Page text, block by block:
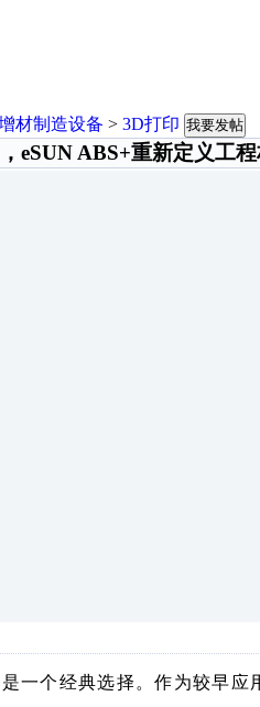
材制造设备 > 3D打印 我要发帖
eSUN ABS+重新定义工
一个经典选择。作为较早